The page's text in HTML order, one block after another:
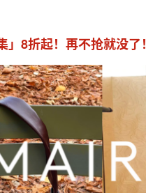
8折起！再不抢就没了！